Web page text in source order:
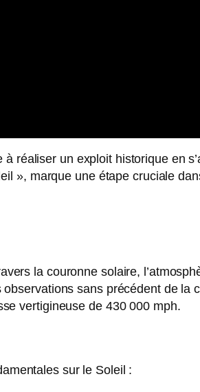
réaliser un exploit historique en
», marque une étape cruciale
la couronne solaire,
sans précédent de la
vertigineuse de 430 000 mph.
sur le Soleil :